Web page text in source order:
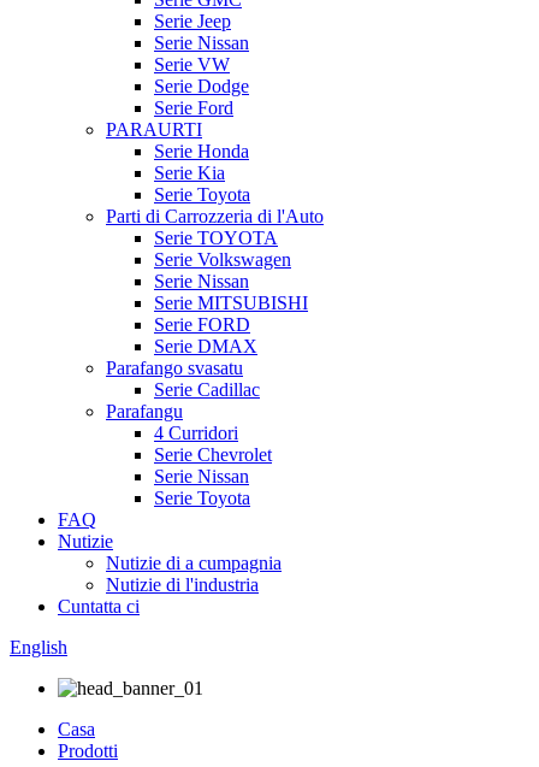
Serie Jeep
Serie Nissan
Serie VW
Serie Dodge
Serie Ford
PARAURTI
Serie Honda
Serie Kia
Serie Toyota
Parti di Carrozzeria di l'Auto
Serie TOYOTA
Serie Volkswagen
Serie Nissan
Serie MITSUBISHI
Serie FORD
Serie DMAX
Parafango svasatu
Serie Cadillac
Parafangu
4 Curridori
Serie Chevrolet
Serie Nissan
Serie Toyota
FAQ
Nutizie
Nutizie di a cumpagnia
Nutizie di l'industria
Cuntatta ci
English
Casa
Prodotti